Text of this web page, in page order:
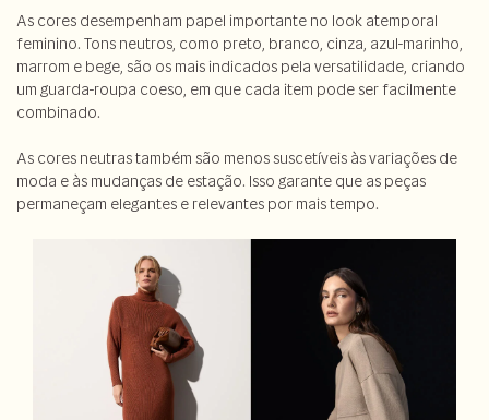
As cores desempenham papel importante no look atemporal
feminino. Tons neutros, como preto, branco, cinza, azul-marinho,
marrom e bege, são os mais indicados pela versatilidade, criando
um guarda-roupa coeso, em que cada item pode ser facilmente
combinado.
As cores neutras também são menos suscetíveis às variações de
moda e às mudanças de estação. Isso garante que as peças
permaneçam elegantes e relevantes por mais tempo.